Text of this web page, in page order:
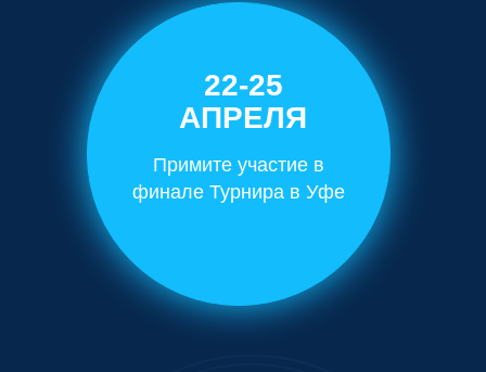
22-25
АПРЕЛЯ
Примите участие в
финале Турнира в Уфе